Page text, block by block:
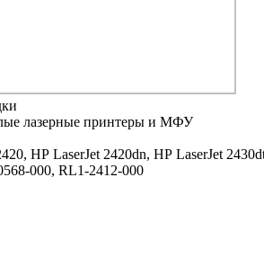
лазерные принтеры и МФУ
HP LaserJet 2420dn, HP LaserJet
000, RL1-2412-000